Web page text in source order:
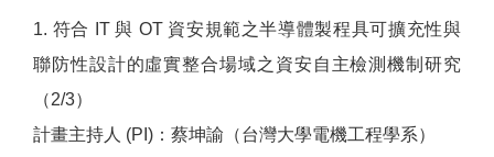
1. 符合 IT 與 OT 資安規範之半導體製程具可擴充性與
聯防性設計的虛實整合場域之資安自主檢測機制研究
（2/3）
計畫主持人 (PI)：蔡坤諭（台灣大學電機工程學系）